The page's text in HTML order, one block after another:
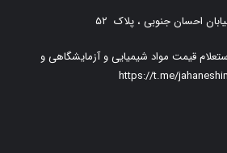
احسان جنوبی ، پلاک ۵۲
قیمت مواد شیمیایی و آزمایشگاهی و
https://t.me/